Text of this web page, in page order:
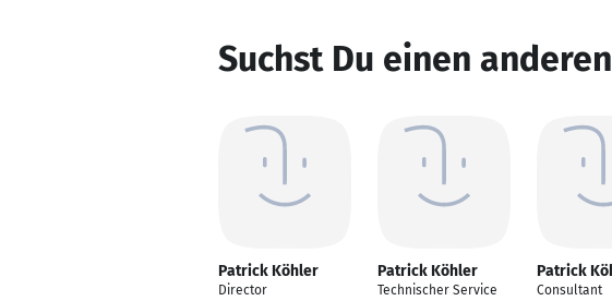
Suchst Du einen
Patrick Köhler
Director
Patrick Köhler
Technischer Service
Patrick
Consultant